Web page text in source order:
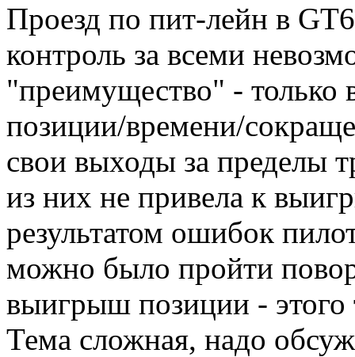
Проезд по пит-лейн в
контроль за всеми
"преимущество" -
позиции/времени/
свои выходы за пределы
из них не привела к
результатом ошибок
можно было пройти
выигрыш позиции - этого
Тема сложная, надо